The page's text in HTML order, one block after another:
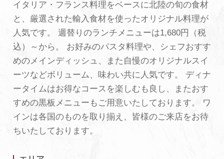
加賀 旅先納税
FAQ
お知らせ
動画を見る
パンフレットダウンロード
写真ダウンロード
イタリア・フランス料理をベースに北陸の旬の食材
と、厳選された輸入食材を使ったオリジナル料理が
人気です。 週替りのランチメニューは1,680円（税
込）～から。 お好みのパスタ料理や、シェフおすす
めのメインディッシュ、また自慢のオリジナルスイ
ーツなどボリューム、味わい共に人気です。 ディナ
ータイムはお得なコースを楽しむも良し、またおす
すめの黒板メニューもご用意いたしております。 ワ
インは各国のものを取り揃え、皆様のご来店をお待
ちいたしております。